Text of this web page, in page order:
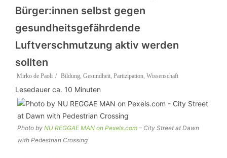
Bürger:innen selbst gegen
gesundheitsgefährdende
Luftverschmutzung aktiv werden
sollten
Mirko de Paoli Bildung, Gesundheit, Partizipation, Wissenschaft
Lesedauer ca. 10 Minuten
Photo by NU REGGAE MAN on Pexels.com – City Street at Dawn
with Pedestrian Crossing